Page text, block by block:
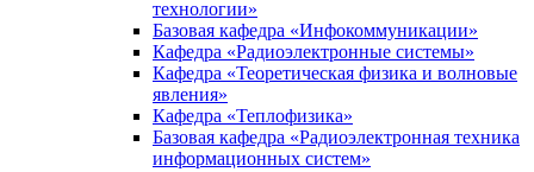
технологии»
Базовая кафедра «Инфокоммуникации»
Кафедра «Радиоэлектронные системы»
Кафедра «Теоретическая физика и волновые
явления»
Кафедра «Теплофизика»
Базовая кафедра «Радиоэлектронная техника
информационных систем»